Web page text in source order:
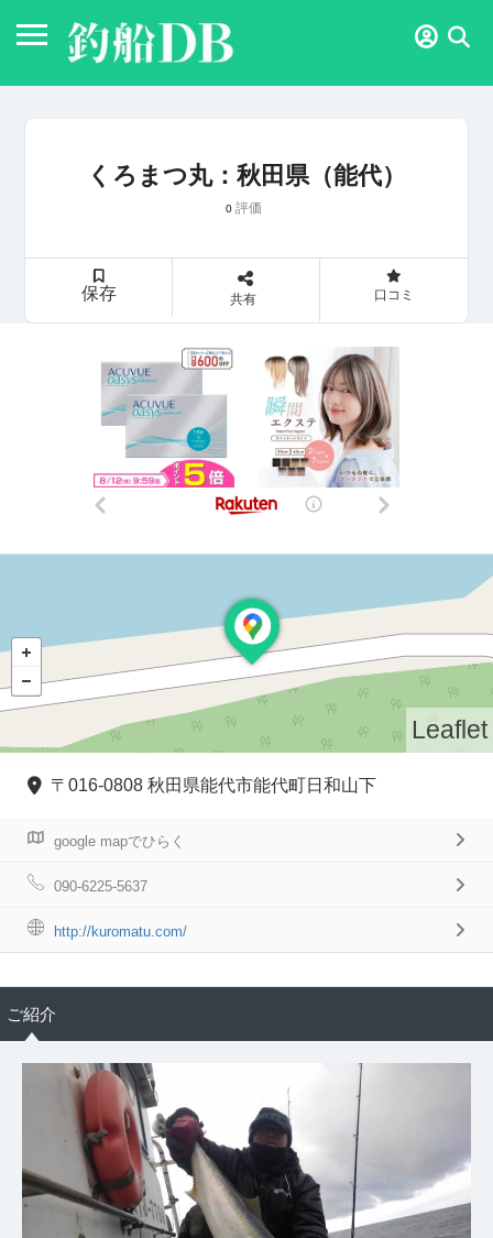
くろまつ丸：秋田県（能代）
0評価
保存 共有 口コミ
Leaflet
〒016-0808 秋田県能代市能代町日和山下
google mapでひらく
090-6225-5637
http://kuromatu.com/
ご紹介